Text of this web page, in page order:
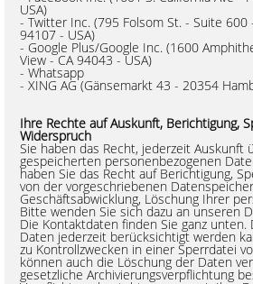
USA)
- Twitter Inc. (795 Folsom St. - Suite 600
94107 - USA)
- Google Plus/Google Inc. (1600
View - CA 94043 - USA)
- Whatsapp
- XING AG (Gänsemarkt 43 - 20354
Ihre Rechte auf Auskunft, Berichtigung,
Widerspruch
Sie haben das Recht, jederzeit Auskunft
gespeicherten personenbezogenen
haben Sie das Recht auf Berichtigung,
von der vorgeschriebenen
Geschäftsabwicklung, Löschung Ihrer
Bitte wenden Sie sich dazu an unseren
Die Kontaktdaten finden Sie ganz unten.
Daten jederzeit berücksichtigt werden
zu Kontrollzwecken in einer Sperrdatei
können auch die Löschung der Daten
gesetzliche Archivierungsverpflichtung